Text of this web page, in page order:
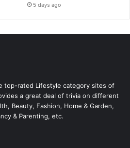
5 days ago
top-rated Lifestyle category sites of
a great deal of trivia on different
Beauty, Fashion, Home & Garden,
& Parenting, etc.